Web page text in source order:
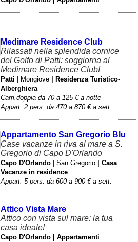
Medimare Residence Club
Rilassati nella splendida cornice
del Golfo di Patti: soggiorna al
Medimare Residence Club!
Patti | Mongiove | Residenza Turistico-
Alberghiera
Cam.doppia da 70 a 125 € a notte
Appart. 2 pers. da 470 a 870 € a sett.
Appartamento San Gregorio Blu
Case vacanze in riva al mare a S.
Gregorio di Capo D'Orlando
Capo D'Orlando | San Gregorio | Casa
Vacanze in residence
Appart. 5 pers. da 600 a 900 € a sett.
Attico Vista Mare
Attico con vista sul mare: la tua
casa ideale!
Capo D'Orlando | Appartamenti